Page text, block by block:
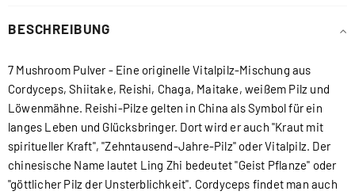
BESCHREIBUNG
7 Mushroom Pulver - Eine originelle Vitalpilz-Mischung aus
Cordyceps, Shiitake, Reishi, Chaga, Maitake, weißem Pilz und
Löwenmähne. Reishi-Pilze gelten in China als Symbol für ein
langes Leben und Glücksbringer. Dort wird er auch "Kraut mit
spiritueller Kraft", "Zehntausend-Jahre-Pilz" oder Vitalpilz. Der
chinesische Name lautet Ling Zhi bedeutet "Geist Pflanze" oder
"göttlicher Pilz der Unsterblichkeit". Cordyceps findet man auch